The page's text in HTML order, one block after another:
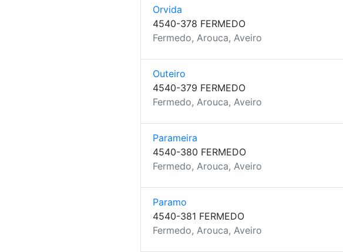
Orvida
4540-378 FERMEDO
Fermedo, Arouca, Aveiro
Outeiro
4540-379 FERMEDO
Fermedo, Arouca, Aveiro
Parameira
4540-380 FERMEDO
Fermedo, Arouca, Aveiro
Paramo
4540-381 FERMEDO
Fermedo, Arouca, Aveiro